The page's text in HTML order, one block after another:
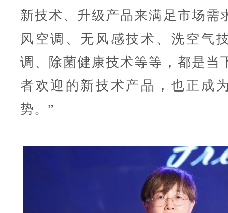
新技术、升级产品来满足市场需
风空调、无风感技术、洗空气
调、除菌健康技术等等，都是当
者欢迎的新技术产品，也正成
势。”